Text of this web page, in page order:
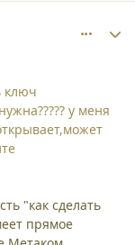
ключ
у меня
"как сделать
прямое